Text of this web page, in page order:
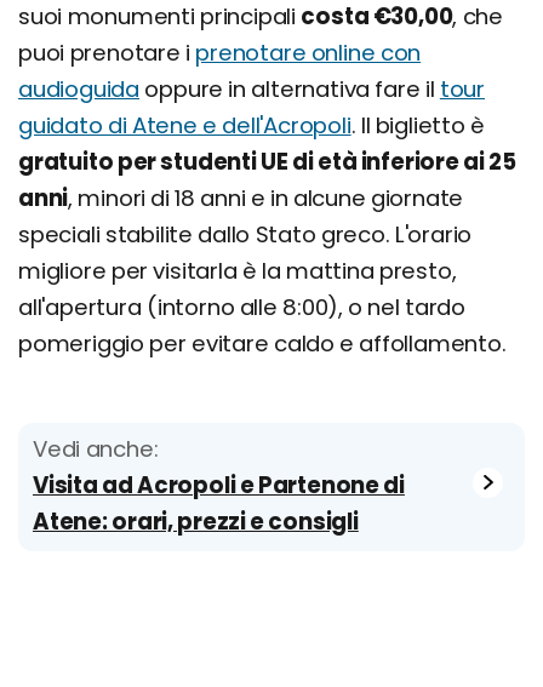
suoi monumenti principali costa €30,00, che
puoi prenotare i prenotare online con
audioguida oppure in alternativa fare il tour
guidato di Atene e dell'Acropoli. Il biglietto è
gratuito per studenti UE di età inferiore ai 25
anni, minori di 18 anni e in alcune giornate
speciali stabilite dallo Stato greco. L'orario
migliore per visitarla è la mattina presto,
all'apertura (intorno alle 8:00), o nel tardo
pomeriggio per evitare caldo e affollamento.
Vedi anche:
Visita ad Acropoli e Partenone di
Atene: orari, prezzi e consigli